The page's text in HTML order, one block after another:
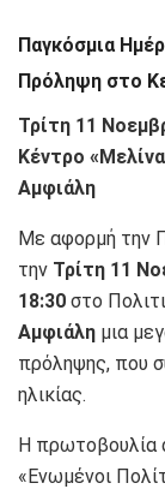
Παγκόσμια
Πρόληψη στο
Τρίτη 11
Κέντρο
Αμφιάλη
Με αφορμή την
την Τρίτη 11
18:30 στο
Αμφιάλη μια
πρόληψης, που
ηλικίας.
Η πρωτοβουλία
«Ενωμένοι